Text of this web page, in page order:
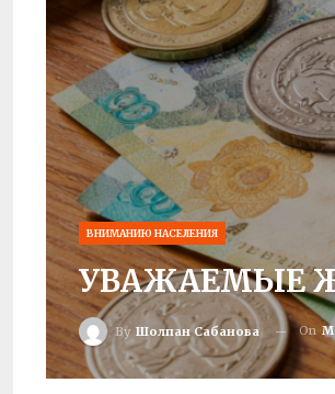
ВНИМАНИЮ НАСЕЛЕНИЯ
УВАЖАЕМЫЕ
By Шолпан Сабанова On